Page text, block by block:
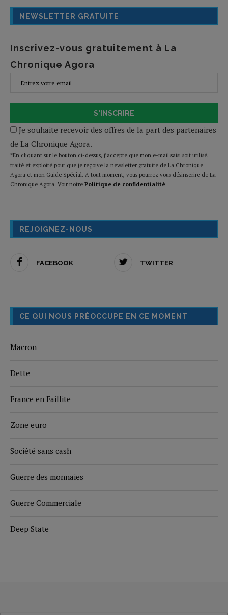
NEWSLETTER GRATUITE
Inscrivez-vous gratuitement à La
Chronique Agora
S'INSCRIRE
Je souhaite recevoir des offres de la part des partenaires
de La Chronique Agora.
*En cliquant sur le bouton ci-dessus, j’accepte que mon e-mail saisi soit utilisé,
traité et exploité pour que je reçoive la newsletter gratuite de La Chronique
Agora et mon Guide Spécial. A tout moment, vous pourrez vous désinscrire de La
Chronique Agora. Voir notre Politique de confidentialité.
REJOIGNEZ-NOUS
FACEBOOK TWITTER
CE QUI NOUS PRÉOCCUPE EN CE MOMENT
Macron
Dette
France en Faillite
Zone euro
Société sans cash
Guerre des monnaies
Guerre Commerciale
Deep State